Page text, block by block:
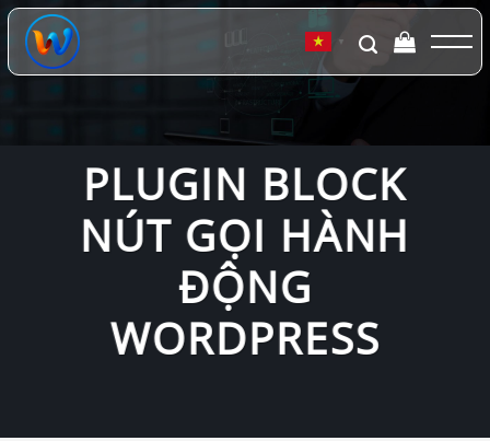
Chuyển
đến
dung
▼
PLUGIN BLOCK
NÚT GỌI HÀNH
ĐỘNG
WORDPRESS